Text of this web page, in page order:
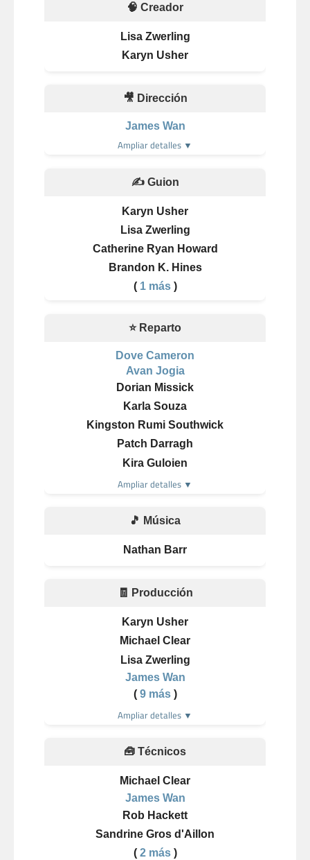
🧠 Creador
Lisa Zwerling
Karyn Usher
🎥 Dirección
James Wan
Ampliar detalles ▼
✍️ Guion
Karyn Usher
Lisa Zwerling
Catherine Ryan Howard
Brandon K. Hines
( 1 más)
⭐ Reparto
Dove Cameron
Avan Jogia
Dorian Missick
Karla Souza
Kingston Rumi Southwick
Patch Darragh
Kira Guloien
Ampliar detalles ▼
🎵 Música
Nathan Barr
🧾 Producción
Karyn Usher
Michael Clear
Lisa Zwerling
James Wan
( 9 más)
Ampliar detalles ▼
🧰 Técnicos
Michael Clear
James Wan
Rob Hackett
Sandrine Gros d'Aillon
( 2 más)